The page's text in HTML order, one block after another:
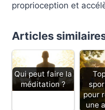
proprioception et
Articles
Qui peut faire la
méditation ?
pour
une